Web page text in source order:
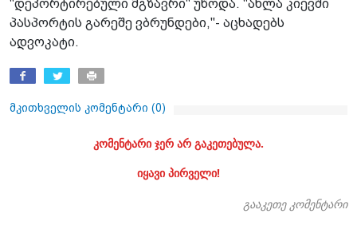
"დეპორტირებული მგზავრი" უწოდა. "ახლა კიევში
პასპორტის გარეშე ვბრუნდები,"- აცხადებს
ადვოკატი.
მკითხველის კომენტარი (0)
კომენტარი ჯერ არ გაკეთებულა.
იყავი პირველი!
გააკეთე კომენტარი